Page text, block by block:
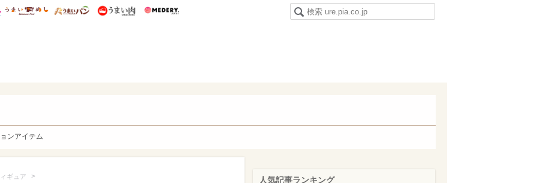
研 ディズニー特集
mimot. うまいめし うまいパン うまい肉
ンアイテム
ギュア > 人気記事ランキング